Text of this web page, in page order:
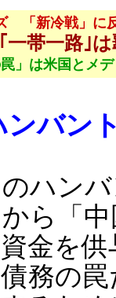
「新冷戦」に
｢一帯一路｣
罠」は米国と
バン
ハンバ
ら「
金を
務の